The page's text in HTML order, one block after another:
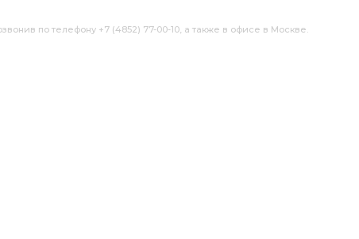
по телефону +7 (4852) 77-00-10, а также в офисе в Москве.